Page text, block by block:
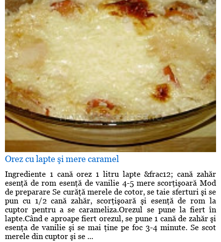
Orez cu lapte şi mere caramel
Ingrediente 1 cană orez 1 litru lapte &frac12; cană zahăr
esenţă de rom esenţă de vanilie 4-5 mere scorţişoară Mod
de preparare Se curăţă merele de cotor, se taie sferturi şi se
pun cu 1/2 cană zahăr, scorţişoară şi esenţă de rom la
cuptor pentru a se carameliza.Orezul se pune la fiert în
lapte.Când e aproape fiert orezul, se pune 1 cană de zahăr şi
esenţa de vanilie şi se mai ţine pe foc 3-4 minute. Se scot
merele din cuptor şi se ...